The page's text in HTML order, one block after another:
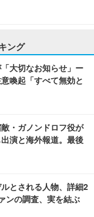
ング
大切なお知らせ」ー
喚起「すべて無効と
・ガノンドロフ役が
演と海外報道。最後
とされる人物、詳細2
ンの調査、実を結ぶ